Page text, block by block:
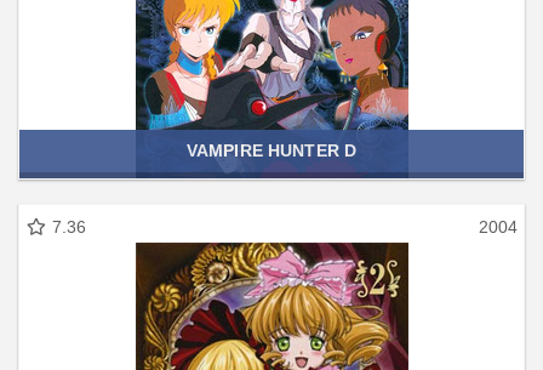
VAMPIRE HUNTER D
7.36 2004